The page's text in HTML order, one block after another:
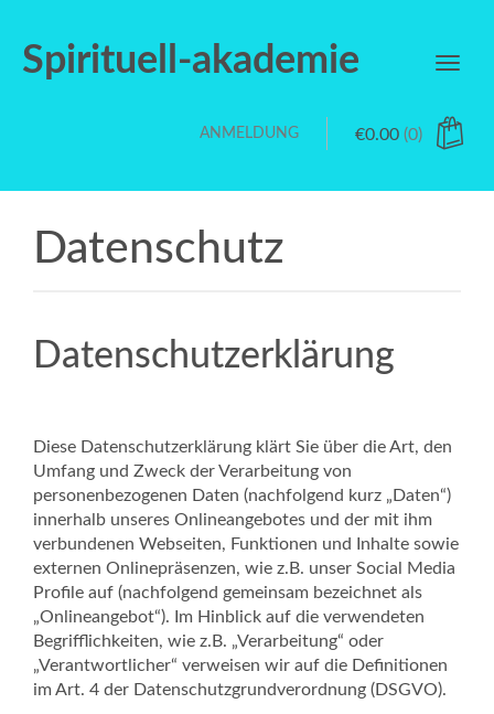
Spirituell-akademie
Toggle
€0.00 (0)
ANMELDUNG
Datenschutz
Datenschutzerklärung
Diese Datenschutzerklärung klärt Sie über die Art, den
Umfang und Zweck der Verarbeitung von
personenbezogenen Daten (nachfolgend kurz „Daten“)
innerhalb unseres Onlineangebotes und der mit ihm
verbundenen Webseiten, Funktionen und Inhalte sowie
externen Onlinepräsenzen, wie z.B. unser Social Media
Profile auf (nachfolgend gemeinsam bezeichnet als
„Onlineangebot“). Im Hinblick auf die verwendeten
Begrifflichkeiten, wie z.B. „Verarbeitung“ oder
„Verantwortlicher“ verweisen wir auf die Definitionen
im Art. 4 der Datenschutzgrundverordnung (DSGVO).